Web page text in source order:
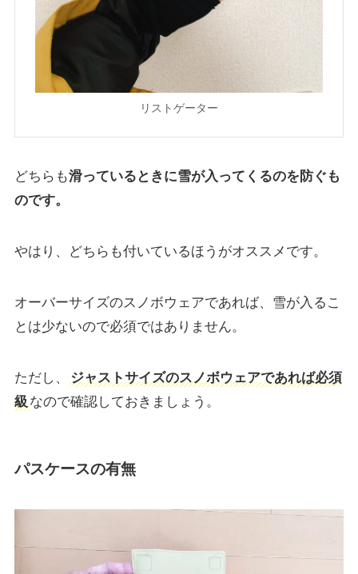
リストゲーター
どちらも滑っているときに雪が入ってくるのを防ぐも
のです。
やはり、どちらも付いているほうがオススメです。
オーバーサイズのスノボウェアであれば、雪が入るこ
とは少ないので必須ではありません。
ただし、
ジャストサイズのスノボウェアであれば必須
級 なので確認しておきましょう。
パスケースの有無